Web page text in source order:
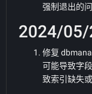
强制退出的问
2024/05/
修复
可能导致字
致索引缺失